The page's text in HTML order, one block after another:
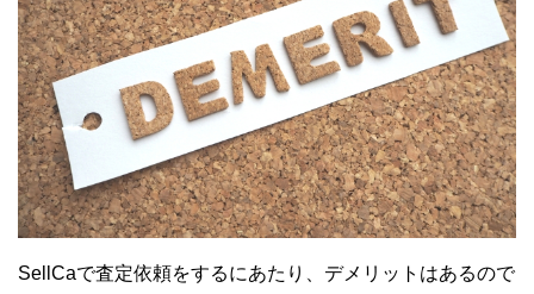
SellCaで査定依頼をするにあたり、デメリットはあるので